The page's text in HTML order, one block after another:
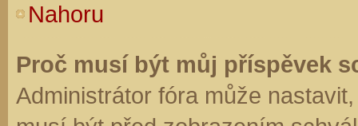
Nahoru
Proč musí být můj příspěvek
Administrátor fóra může